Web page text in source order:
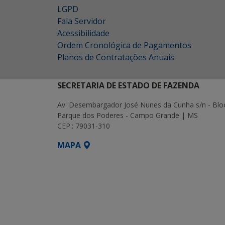
LGPD
Fala Servidor
Acessibilidade
Ordem Cronológica de Pagamentos
Planos de Contratações Anuais
SECRETARIA DE ESTADO DE FAZENDA
Av. Desembargador José Nunes da Cunha s/n -
Parque dos Poderes - Campo Grande | MS
CEP.: 79031-310
MAPA